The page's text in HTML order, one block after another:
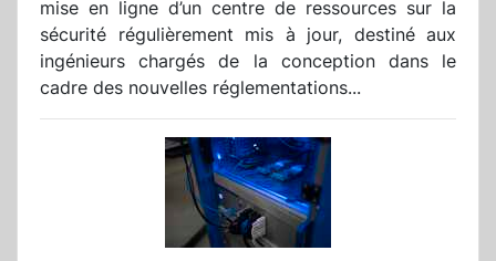
mise en ligne d’un centre de ressources sur la
sécurité régulièrement mis à jour, destiné aux
ingénieurs chargés de la conception dans le
cadre des nouvelles réglementations...